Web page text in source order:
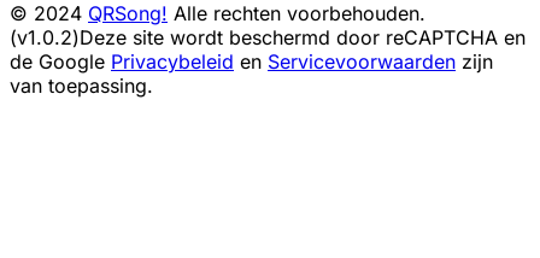
© 2024 QRSong! Alle rechten voorbehouden.
(v1.0.2)Deze site wordt beschermd door reCAPTCHA en
de Google Privacybeleid en Servicevoorwaarden zijn
van toepassing.